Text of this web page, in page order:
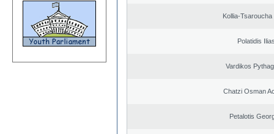
Kollia-Tsaroucha
Polatidis
Vardikos
Chatzi Osman
Petalotis